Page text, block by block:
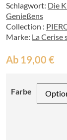
Schlagwort: Die
Genießens
Collection :
Marke: La Cerise
Ab 19,00 €
Farbe